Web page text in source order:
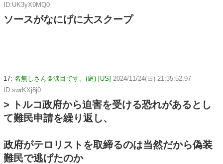
ID:UK3yX9MQ0
ソースがなにげに大スクープ
17: 名無しさん＠涙目です。(庭) [US] 2024/11/24(日) 21:35:52.97
ID:swrKXj8j0
> トルコ政府から迫害を受ける恐れがあるとし
て難民申請を繰り返し、
政府がテロリストを取締るのは当然だから偽装
難民で逃げたのか